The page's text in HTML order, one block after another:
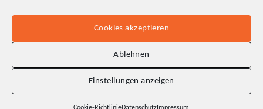
Cookies akzeptieren
Ablehnen
Einstellungen anzeigen
offiziellen spezifischen CO₂-Emissionen und den offiziellen Stromverbrauch
neuer Pkw entnommen werden. Dieser ist an allen Verkaufsstellen und bei
der Deutschen Automobil Treuhand GmbH unentgeltlich erhältlich, sowie